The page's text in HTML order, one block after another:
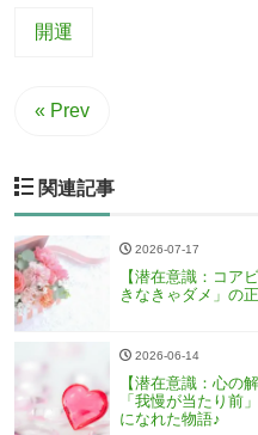
開運
« Prev
関連記事
2026-07-17
【潜在意識：コア
きなきゃダメ」の
2026-06-14
【潜在意識：心の
「我慢が当たり前
になれた物語♪